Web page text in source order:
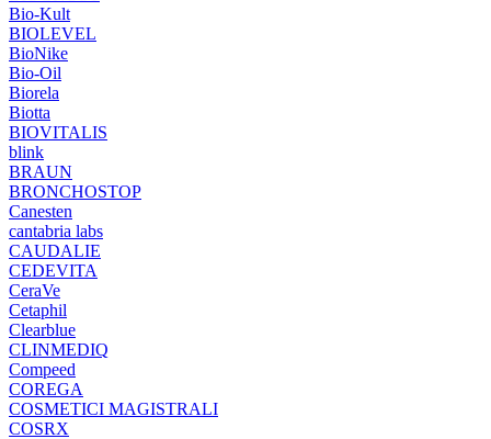
Bio-Kult
BIOLEVEL
BioNike
Bio-Oil
Biorela
Biotta
BIOVITALIS
blink
BRAUN
BRONCHOSTOP
Canesten
cantabria labs
CAUDALIE
CEDEVITA
CeraVe
Cetaphil
Clearblue
CLINMEDIQ
Compeed
COREGA
COSMETICI MAGISTRALI
COSRX